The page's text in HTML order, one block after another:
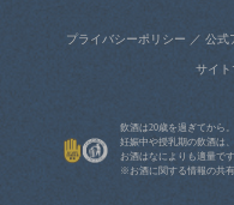
プライバシーポリシー ／ 公式
サイト
飲酒は20歳を過ぎてから
妊娠中や授乳期の飲酒は
お酒はなによりも適量で
※お酒に関する情報の共